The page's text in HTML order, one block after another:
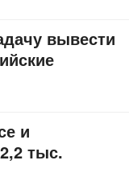
вывести
и
тыс.